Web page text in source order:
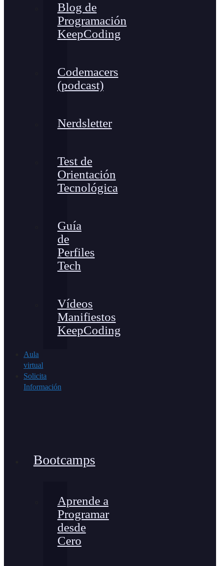
Blog de
Programación
KeepCoding
Codemacers
(podcast)
Nerdsletter
Test de
Orientación
Tecnológica
Guía
de
Perfiles
Tech
Vídeos
Manifiestos
KeepCoding
Aula
virtual
Solicita
Información
Bootcamps
Aprende a
Programar
desde
Cero